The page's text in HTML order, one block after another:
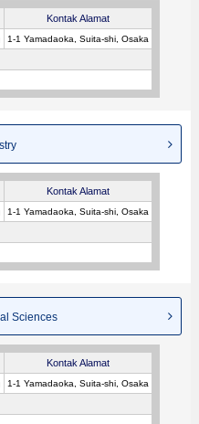
Kontak Alamat
1-1 Yamadaoka, Suita-shi, Osaka
Kontak Alamat
1-1 Yamadaoka, Suita-shi, Osaka
Sciences
Kontak Alamat
1-1 Yamadaoka, Suita-shi, Osaka